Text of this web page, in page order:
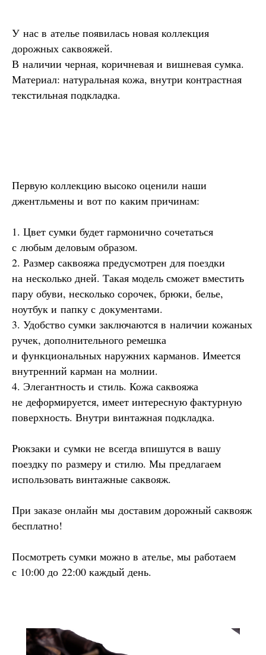
У нас в ателье появилась новая коллекция
дорожных саквояжей.
В наличии черная, коричневая и вишневая сумка.
Материал: натуральная кожа, внутри контрастная
текстильная подкладка.
Первую коллекцию высоко оценили наши
джентльмены и вот по каким причинам:
1. Цвет сумки будет гармонично сочетаться
с любым деловым образом.
2. Размер саквояжа предусмотрен для поездки
на несколько дней. Такая модель сможет вместить
пару обуви, несколько сорочек, брюки, белье,
ноутбук и папку с документами.
3. Удобство сумки заключаются в наличии кожаных
ручек, дополнительного ремешка
и функциональных наружних карманов. Имеется
внутренний карман на молнии.
4. Элегантность и стиль. Кожа саквояжа
не деформируется, имеет интересную фактурную
поверхность. Внутри винтажная подкладка.
Рюкзаки и сумки не всегда впишутся в вашу
поездку по размеру и стилю. Мы предлагаем
использовать винтажные саквояж.
При заказе онлайн мы доставим дорожный саквояж
бесплатно!
Посмотреть сумки можно в ателье, мы работаем
с 10:00 до 22:00 каждый день.